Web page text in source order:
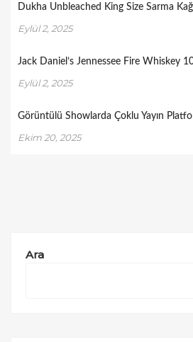
Dukha Unbleached King Size Sarma
Eylül 2, 2025
Jack Daniel’s Jennessee Fire Whiskey
Eylül 2, 2025
Görüntülü Showlarda Çoklu Yayın
Ekim 20, 2025
Ara